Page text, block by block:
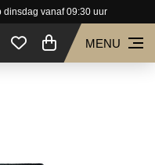
dinsdag vanaf 09:30 uur
MENU